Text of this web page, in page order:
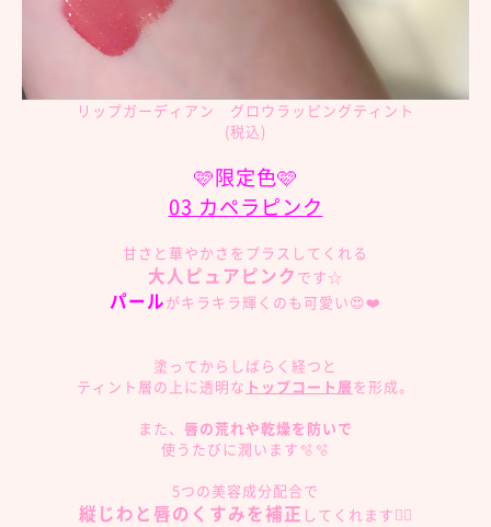
リップガーディアン グロウラッピングティント
(税込)
🩷限定色🩷
03 カペラピンク
甘さと華やかさをプラスしてくれる
大人ピュアピンク です☆
パールがキラキラ輝くのも可愛い😍❤️
塗ってからしばらく経つと
ティント層の上に透明な トップコート層を形成。
また、 唇の荒れや乾燥を防いで
使うたびに潤います🫧🫧
5つの美容成分配合で
縦じわと唇のくすみを補正 してくれます👌🏻